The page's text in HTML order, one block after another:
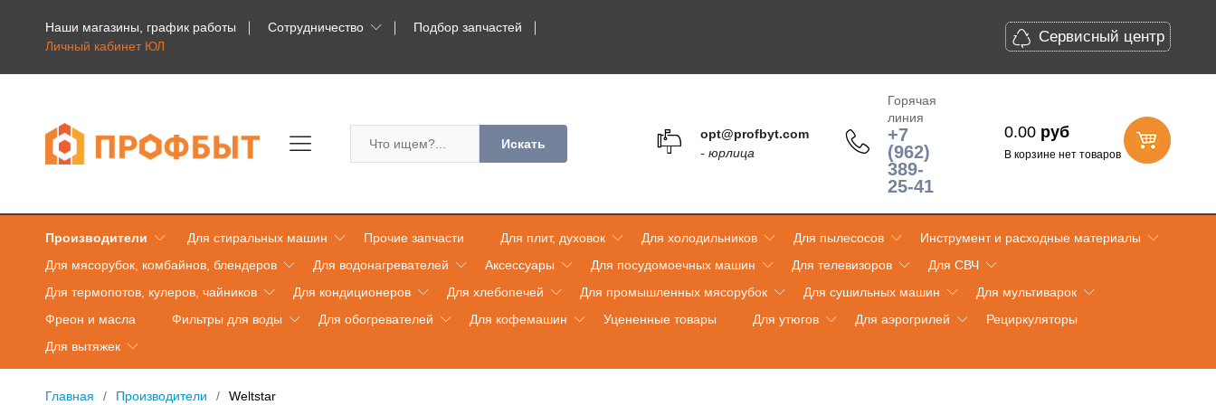
Наши магазины, график работы Сотрудничество
Подбор запчастей
Личный кабинет ЮЛ
Сервисный центр
Искать
opt@profbyt.com
- юрлица
Горячая
линия
+7
(962)
389-
25-41
0.00 руб
В корзине нет товаров
Производители Для стиральных машин Прочие запчасти Для плит, духовок Для холодильников Для пылесосов
Инструмент и расходные материалы
Для мясорубок, комбайнов, блендеров
Для водонагревателей Аксессуары Для посудомоечных машин Для телевизоров
Для СВЧ
Для термопотов, кулеров, чайников
Для кондиционеров Для хлебопечей Для промышленных мясорубок Для сушильных машин
Для мультиварок
Фреон и масла
Фильтры для воды Для обогревателей Для кофемашин Уцененные товары Для утюгов Для аэрогрилей
Рециркуляторы
Для вытяжек
Главная Производители Weltstar